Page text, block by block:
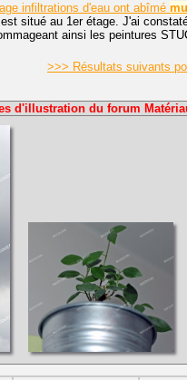
infiltrations d'eau ont abîmé
situé au 1er étage. J'ai
ainsi les peintures
>>> Résultats suivants
d'illustration du forum